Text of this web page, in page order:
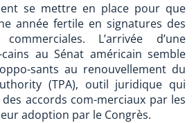
se mettre en place pour que
année fertile en signatures des
L’arrivée d’une
au Sénat américain semble
sants au renouvellement du
(TPA), outil juridique qui
accords com-merciaux par les
adoption par le Congrès.